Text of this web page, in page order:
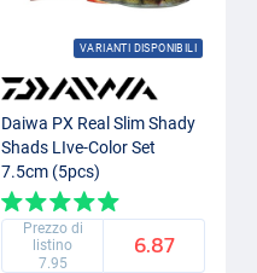
VARIANTI DISPONIBILI
Daiwa PX Real Slim Shady
Shads LIve-Color Set
7.5cm (5pcs)
Prezzo di
listino
7.95
6.87